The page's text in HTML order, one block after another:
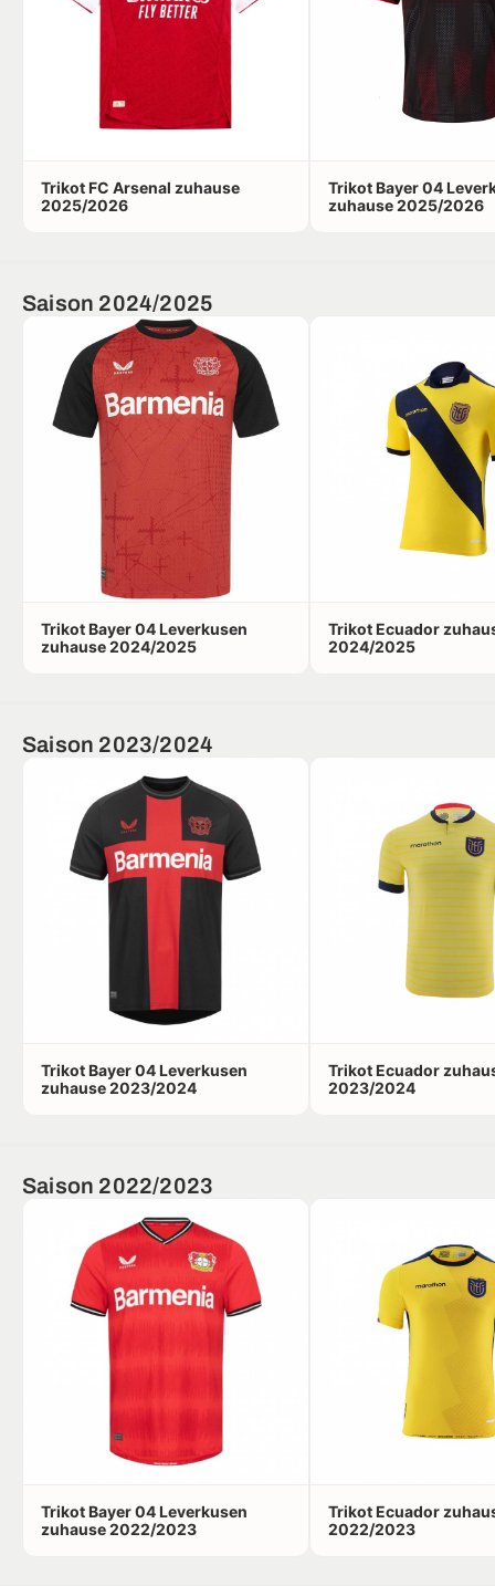
Trikot FC Arsenal zuhause
2025/2026
Trikot Bayer 04
zuhause 2025/2026
Saison 2024/2025
Trikot Bayer 04 Leverkusen
zuhause 2024/2025
Trikot Ecuador
2024/2025
Saison 2023/2024
Trikot Bayer 04 Leverkusen
zuhause 2023/2024
Trikot Ecuador
2023/2024
Saison 2022/2023
Trikot Bayer 04 Leverkusen
zuhause 2022/2023
Trikot Ecuador
2022/2023